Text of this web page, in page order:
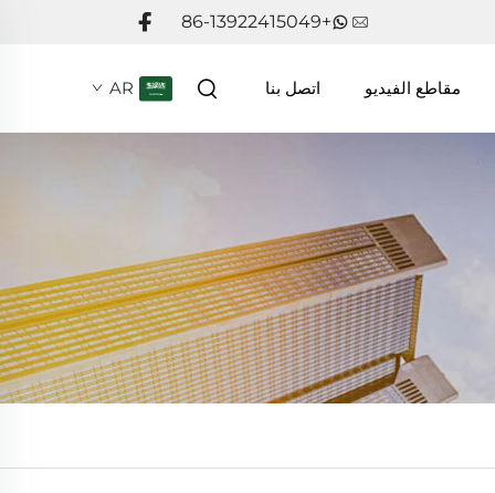
+86-13922415049
مقاطع الفيديو اتصل بنا AR